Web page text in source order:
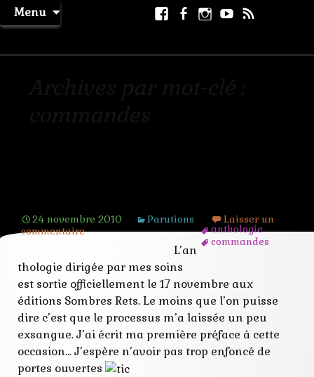
Menu
Aller
au
Facebook
Facebook
page
Instagram
Youtube
24 novembre 2010 Parutions
anthologie
commandes
genres
maquette
mystères
nouvelles
parution
préface
relecture
Laisser un
commentaire
L’an
thologie dirigée par mes soins
est sortie officiellement le 17 novembre aux
éditions Sombres Rets. Le moins que l’on puisse
dire c’est que le processus m’a laissée un peu
exsangue. J’ai écrit ma première préface à cette
occasion… J’espère n’avoir pas trop enfoncé de
portes ouvertes